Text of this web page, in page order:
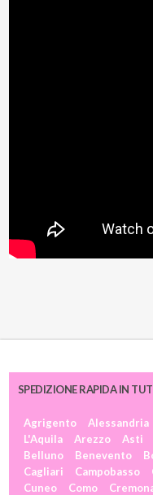
SPEDIZIONE RAPIDA IN
Agrigento Alessandria
L'Aquila
Arezzo Asti
Belluno
Benevento
Cagliari
Campobasso
Cuneo
Como